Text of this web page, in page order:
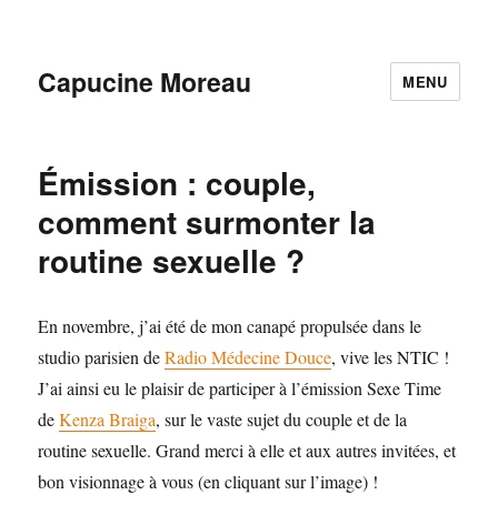
Capucine Moreau MENU
Émission : couple,
comment surmonter la
routine sexuelle ?
En novembre, j’ai été de mon canapé propulsée dans le
studio parisien deRadio Médecine Douce, vive les NTIC !
J’ai ainsi eu le plaisir de participer à l’émission Sexe Time
deKenza Braiga, sur le vaste sujet du couple et de la
routine sexuelle. Grand merci à elle et aux autres invitées, et
bon visionnage à vous (en cliquant sur l’image) !